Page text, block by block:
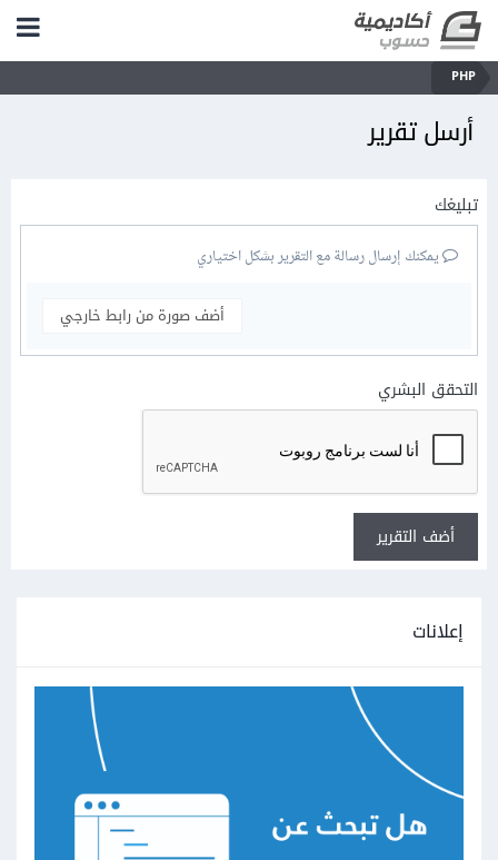
PHP
أرسل تقرير
تبليغك
يمكنك إرسال رسالة مع التقرير بشكل اختياري
أضف صورة من رابط خارجي
التحقق البشري
أضف التقرير
إعلانات